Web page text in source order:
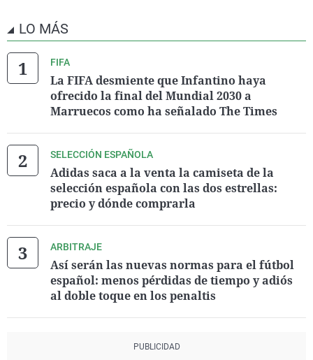
LO MÁS
FIFA
La FIFA desmiente que Infantino haya
ofrecido la final del Mundial 2030 a
Marruecos como ha señalado The Times
SELECCIÓN ESPAÑOLA
Adidas saca a la venta la camiseta de la
selección española con las dos estrellas:
precio y dónde comprarla
ARBITRAJE
Así serán las nuevas normas para el fútbol
español: menos pérdidas de tiempo y adiós
al doble toque en los penaltis